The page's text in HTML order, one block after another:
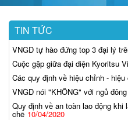
TIN TỨC
VNGD tự hào đứng top 3 đại lý
Cuộc gặp giữa đại diện Kyoritsu
Các quy định về hiệu chỉnh -
VNGD nói "KHÔNG" với ngủ
Quy định về an toàn lao động khi
chế 10/04/2020